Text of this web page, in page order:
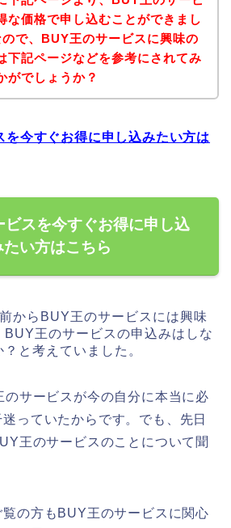
な価格で申し込むことができまし
ので、BUY王のサービスに興味の
下記ページなどを参考にされてみ
がでしょうか？
を今すぐお得に申し込みたい方は
ビスを今すぐお得に申し込
たい方はこちら
からBUY王のサービスには興味
BUY王のサービスの申込みはしな
と考えていました。
サービスが今の自分に本当に必
っていたからです。でも、先日
王のサービスのことについて聞
の方もBUY王のサービスに関心